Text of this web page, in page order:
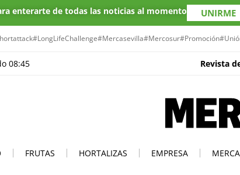
enterarte de todas las noticias al momento UNIRME
#LongLifeChallenge#Mercasevilla#Mercosur#Promoción
08:45 Revista
FRUTAS HORTALIZAS EMPRESA